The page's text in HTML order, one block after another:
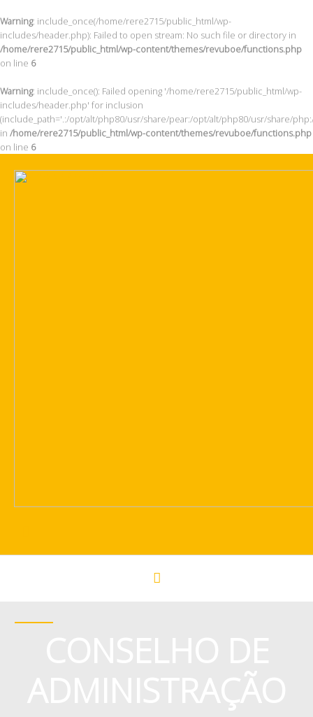
Warning: include_once(/home/rere2715/public_html/wp-
includes/header.php): Failed to open stream: No such file or directory in
/home/rere2715/public_html/wp-content/themes/revuboe/functions.php
on line 6
Warning: include_once(): Failed opening '/home/rere2715/public_html/wp-
includes/header.php' for inclusion
(include_path='.:/opt/alt/php80/usr/share/pear:/opt/alt/php80/usr/share/
in /home/rere2715/public_html/wp-content/themes/revuboe/functions.php
on line 6